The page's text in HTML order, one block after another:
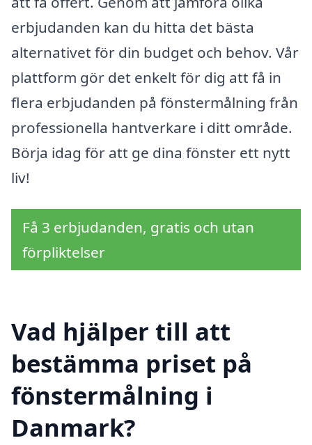
erbjudanden kan du hitta det bästa
alternativet för din budget och behov. Vår
plattform gör det enkelt för dig att få in
flera erbjudanden på fönstermålning från
professionella hantverkare i ditt område.
Börja idag för att ge dina fönster ett nytt
liv!
Få 3 erbjudanden, gratis och utan
förpliktelser
Vad hjälper till att
bestämma priset på
fönstermålning i
Danmark?